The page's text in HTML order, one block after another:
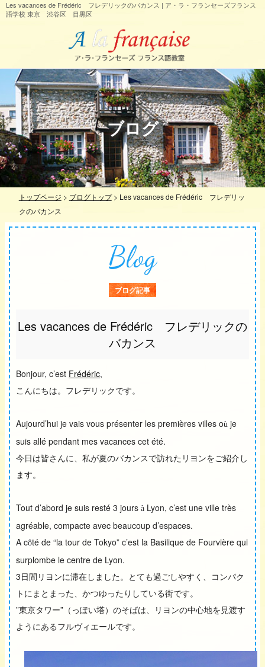
Les vacances de Frédéric フレデリックのバカンス | ア・ラ・フランセーズフランス
語学校 東京 渋谷区 目黒区
ブログ
トップページ > ブログトップ> Les vacances de Frédéric フレデリッ
クのバカンス
Blog
ブログ記事
Les vacances de Frédéric フレデリックの
バカンス
Bonjour, c’est Frédéric,
こんにちは。フレデリックです。
Aujourd’hui je vais vous présenter les premières villes où je
suis allé pendant mes vacances cet été.
今日は皆さんに、私が夏のバカンスで訪れたリヨンをご紹介し
ます。
Tout d’abord je suis resté 3 jours à Lyon, c’est une ville très
agréable, compacte avec beaucoup d’espaces.
A côté de “la tour de Tokyo” c’est la Basilique de Fourvière qui
surplombe le centre de Lyon.
3日間リヨンに滞在しました。とても過ごしやすく、コンパク
トにまとまった、かつゆったりしている街です。
”東京タワー”（っぽい塔）のそばは、リヨンの中心地を見渡す
ようにあるフルヴィエールです。